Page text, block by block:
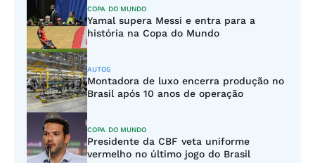
COPA DO MUNDO
Yamal supera Messi e entra para a
história na Copa do Mundo
AUTOS
Montadora de luxo encerra produção no
Brasil após 10 anos de operação
COPA DO MUNDO
Presidente da CBF veta uniforme
vermelho no último jogo do Brasil